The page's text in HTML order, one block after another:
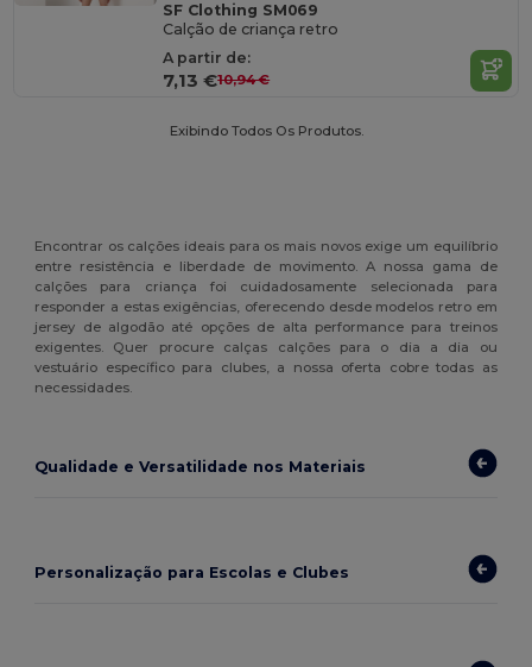
SF Clothing SM069
Calção de criança retro
A partir de:
7,13 €10,94 €
Exibindo Todos Os Produtos.
Encontrar os calções ideais para os mais novos exige um equilíbrio
entre resistência e liberdade de movimento. A nossa gama de
calções para criança foi cuidadosamente selecionada para
responder a estas exigências, oferecendo desde modelos retro em
jersey de algodão até opções de alta performance para treinos
exigentes. Quer procure calças calções para o dia a dia ou
vestuário específico para clubes, a nossa oferta cobre todas as
necessidades.
Qualidade e Versatilidade nos Materiais
Personalização para Escolas e Clubes